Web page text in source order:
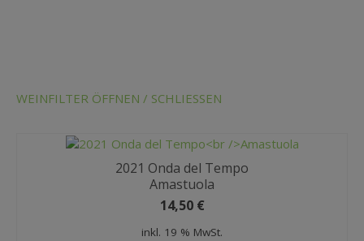
SHOP
WEINFILTER ÖFFNEN / SCHLIESSEN
2021 Onda del Tempo
Amastuola
14,50 €
inkl. 19 % MwSt.